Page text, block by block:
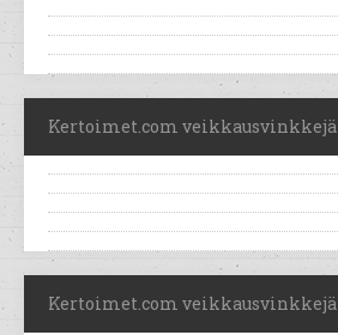
Kertoimet.com veikkausvinkkejä
Kertoimet.com veikkausvinkkejä